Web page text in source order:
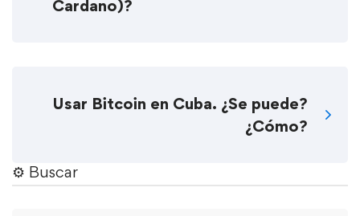
Cardano)?
Usar Bitcoin en Cuba. ¿Se puede?
¿Cómo?
⚙︎ Buscar